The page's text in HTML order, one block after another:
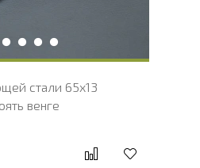
стали 65х13
венге